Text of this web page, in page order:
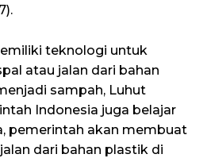
teknologi untuk
atau jalan dari bahan
sampah, Luhut
Indonesia juga belajar
pemerintah akan membuat
dari bahan plastik di